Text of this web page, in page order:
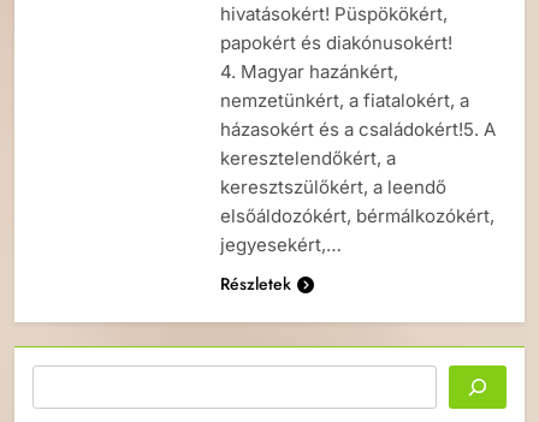
hivatásokért! Püspökökért,
papokért és diakónusokért!
4. Magyar hazánkért,
nemzetünkért, a fiatalokért, a
házasokért és a családokért!5. A
keresztelendőkért, a
keresztszülőkért, a leendő
elsőáldozókért, bérmálkozókért,
jegyesekért,…
Részletek